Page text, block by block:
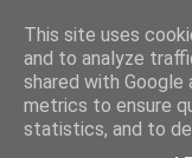
This site uses
and to analyze
shared with
metrics to ensure
statistics, and to